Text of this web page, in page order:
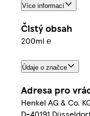
Více informací
Čistý obsah
200ml ℮
Údaje o značce
Adresa pro
Henkel AG & Co.